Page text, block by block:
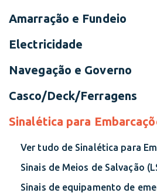
Amarração e Fundeio
Electricidade
Navegação e Governo
Casco/Deck/Ferragens
Sinalética para
Ver tudo de Sinalética para
Sinais de Meios de Salvação
Sinais de equipamento de